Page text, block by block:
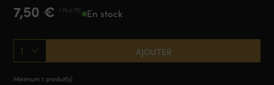
7,50 € / 75 cl TTC En stock
1 AJOUTER
Minimum 1 produit(s)